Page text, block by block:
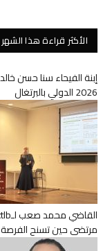
الأكثر قراءة هذا الشهر
2026 الدولي بالبرتغال
مرتضى حين تسنح الفرصة